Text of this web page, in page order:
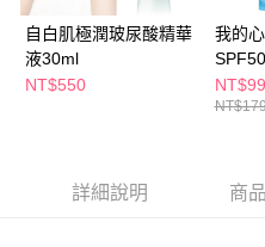
權轉讓予恩沛科技股份有限公司。
２．關於個人資料處理事宜，請瀏覽
https://aftee.tw/terms/#terms3
３．未成年的使用者請事先徵得法定
「AFTEE先享後付」，若未經同意
請求用戶進行身份認證。
５．嚴禁一人註冊多個帳號或使用
付款後7-11取貨
每筆NT$65，滿NT$490(含以上)
宅配(本島)
每筆NT$80，滿NT$290(含以上)
自白肌極潤玻尿酸精華
液30ml
NT$550
我的
NT$99
詳細說明 商